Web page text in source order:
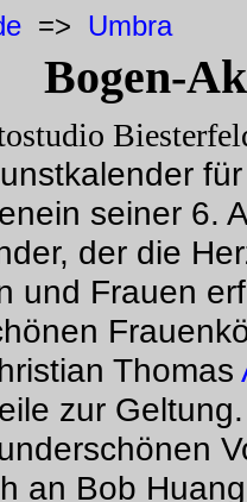
=> Umbra
Bogen-
seiner 6.
der die
und Frauen
Thomas
zur
an Bob